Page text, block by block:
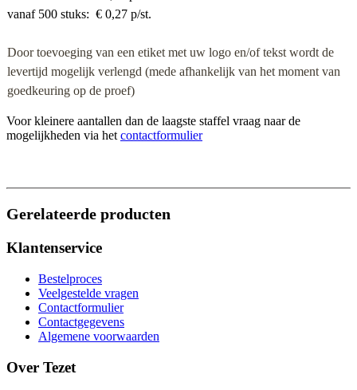
vanaf 500 stuks: € 0,27 p/st.
Door toevoeging van een etiketmet uw logo en/of tekst wordt de
levertijd mogelijk verlengd (mede afhankelijk van het moment van
goedkeuring op de proef)
Voor kleinere aantallen dan de laagste staffel vraag naar de
mogelijkheden via hetcontactformulier
Gerelateerde producten
Klantenservice
Bestelproces
Veelgestelde vragen
Contactformulier
Contactgegevens
Algemene voorwaarden
Over Tezet